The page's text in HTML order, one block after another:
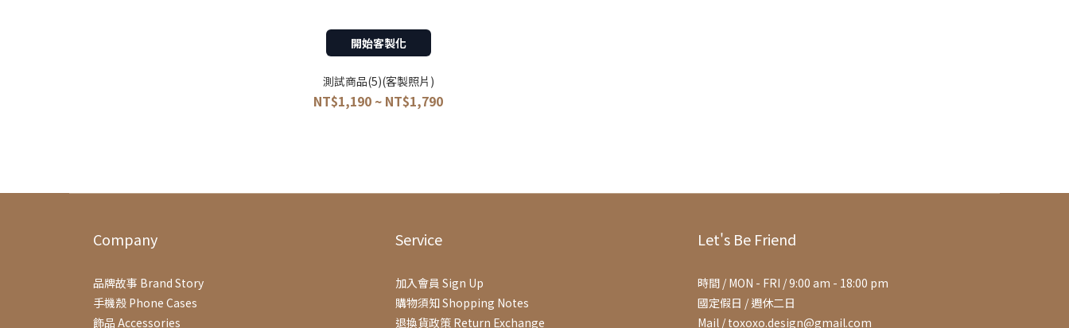
開始客製化
測試商品(5)(客製照片)
NT$1,190 ~ NT$1,790
Company
品牌故事 Brand Story
手機殼 Phone Cases
飾品 Accessories
Service
加入會員 Sign Up
購物須知 Shopping Notes
退換貨政策 Return Exchange
Let's Be Friend
時間 / MON - FRI / 9:00 am - 18:00 pm
國定假日 / 週休二日
Mail / toxoxo.design@gmail.com